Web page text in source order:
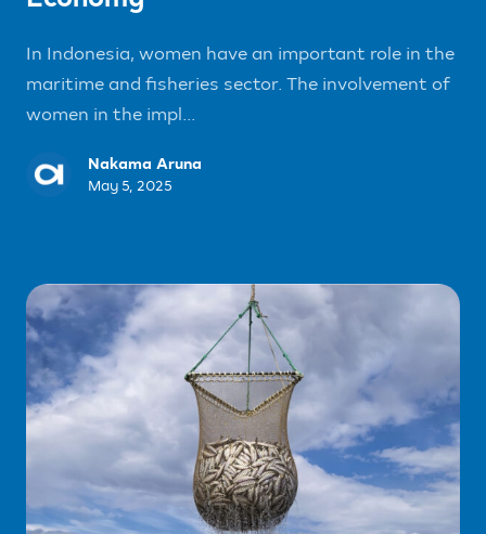
In Indonesia, women have an important role in the
maritime and fisheries sector. The involvement of
women in the impl...
Nakama Aruna
May 5, 2025